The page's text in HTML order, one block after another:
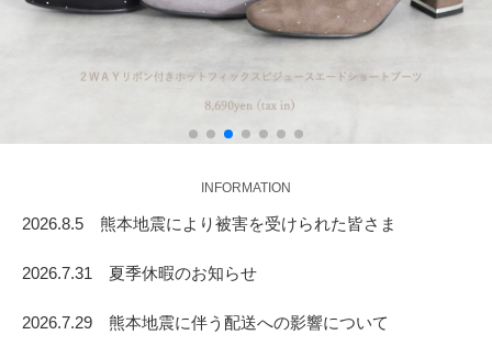
INFORMATION
2026.8.5 熊本地震により被害を受けられた皆さま
2026.7.31 夏季休暇のお知らせ
2026.7.29 熊本地震に伴う配送への影響について